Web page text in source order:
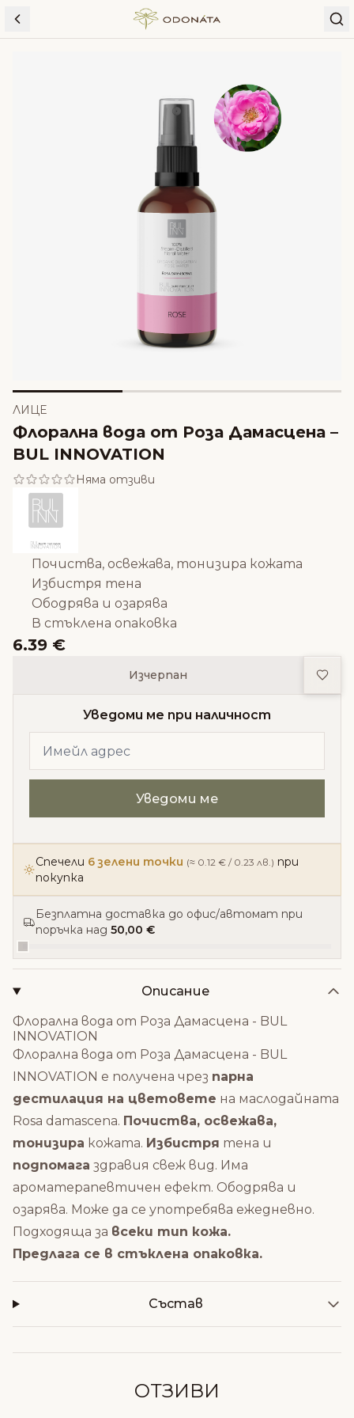
Skip to content
ЛИЦЕ
Флорална вода от Роза Дамасцена –
BUL INNOVATION
Няма отзиви
Почиства, освежава, тонизира кожата
Избистря тена
Ободрява и озарява
В стъклена опаковка
6.39 €
Изчерпан
Уведоми ме при наличност
Спечели 6 зелени точки (≈ 0.12 € / 0.23 лв.) при
покупка
Безплатна доставка до офис/автомат при
поръчка над 50,00 €
Описание
Флорална вода от Роза Дамасцена - BUL
INNOVATION
Флорална вода от Роза Дамасцена - BUL
INNOVATION е полученa чрез парна
дестилация на цветовете на маслодайната
Rosa damascena. Почиства, освежава,
тонизира кожата. Избистря тена и
подпомага здравия свеж вид. Има
ароматерапевтичен ефект. Ободрява и
озарява. Може да се употребява ежедневно.
Подходяща за всеки тип кожа.
Предлага се в стъклена опаковка.
Състав
ОТЗИВИ